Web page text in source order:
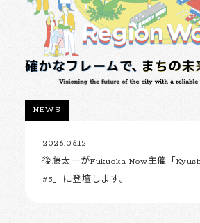
NEWS
2026.06.12
後藤太一がFukuoka Now主催「
#5」に登壇します。